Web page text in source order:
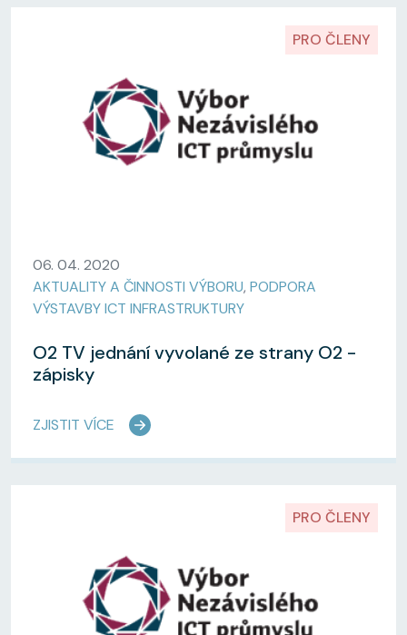
PRO ČLENY
06. 04. 2020
AKTUALITY A ČINNOSTI VÝBORU, PODPORA
VÝSTAVBY ICT INFRASTRUKTURY
O2 TV jednání vyvolané ze strany O2 -
zápisky
ZJISTIT VÍCE
PRO ČLENY